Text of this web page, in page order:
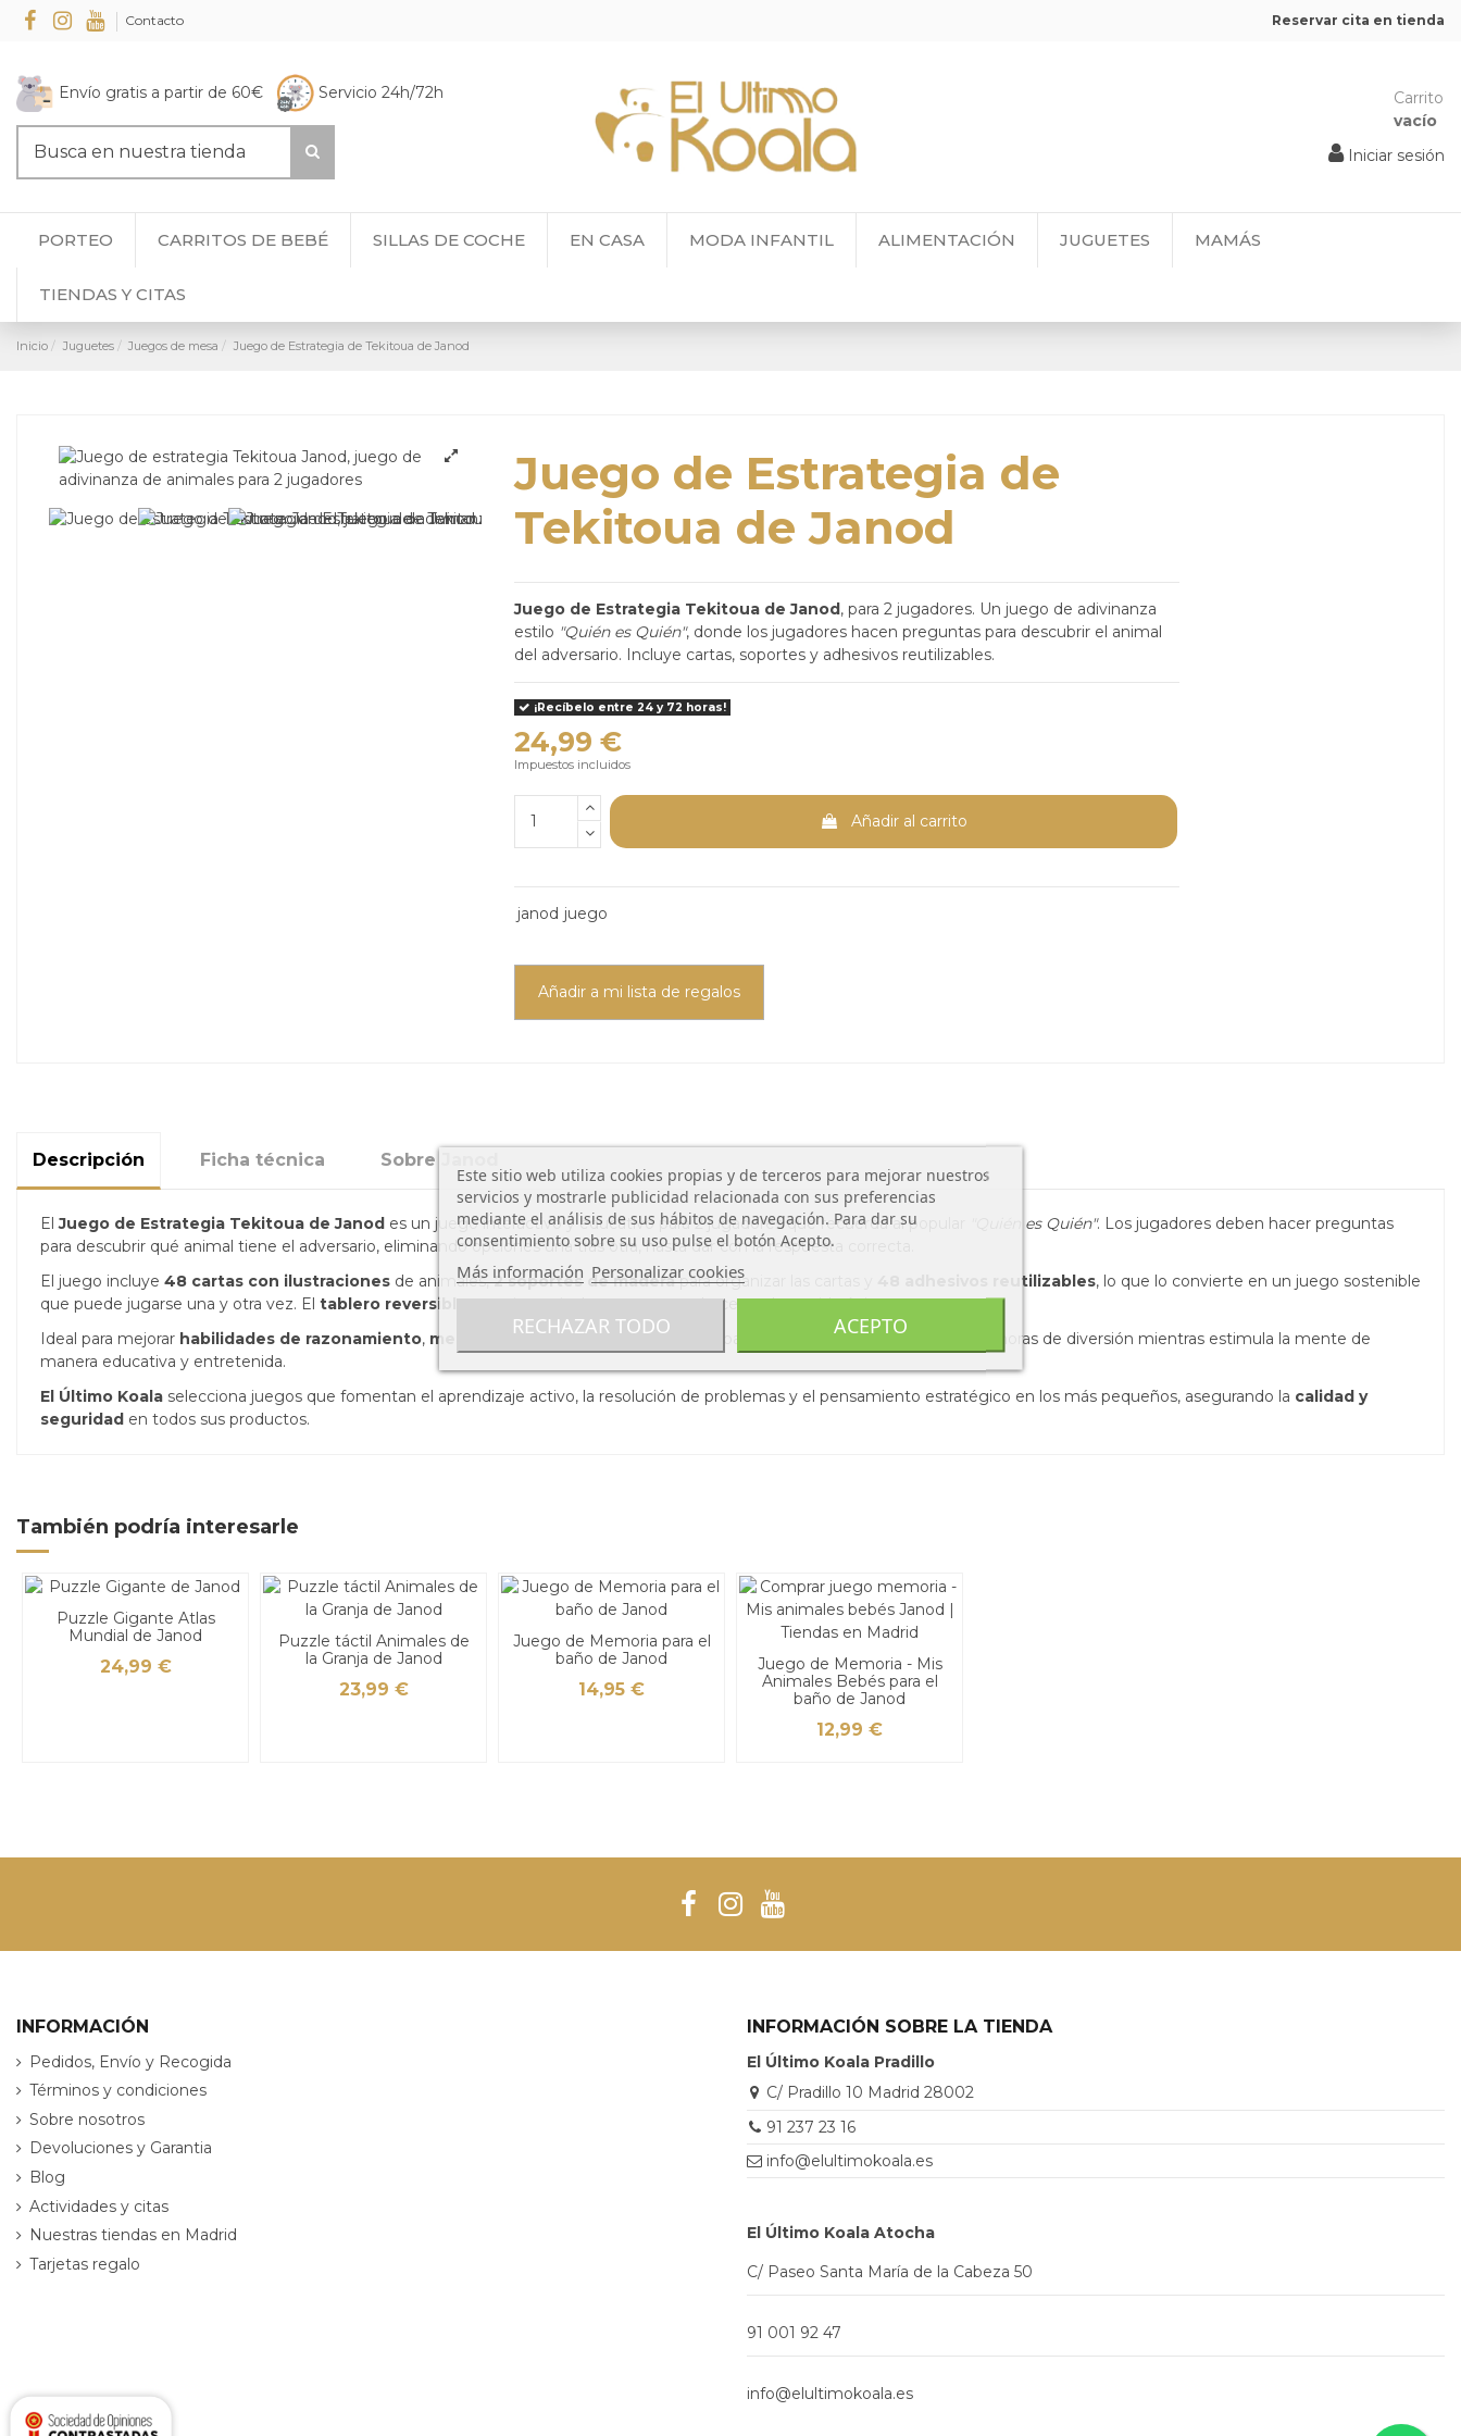
Contacto Reservar cita en tienda
Envío gratis a partir de 60€ Servicio 24h/72h
Carrito
vacío
Iniciar sesión
PORTEO CARRITOS DE BEBÉ SILLAS DE COCHE EN CASA MODA INFANTIL ALIMENTACIÓN JUGUETES MAMÁS
TIENDAS Y CITAS
Inicio Juguetes Juegos de mesa Juego de Estrategia de Tekitoua de Janod
Juego de Estrategia de
Tekitoua de Janod
Juego de Estrategia Tekitoua de Janod, para 2 jugadores. Un juego de adivinanza
estilo "Quién es Quién", donde los jugadores hacen preguntas para descubrir el animal
del adversario. Incluye cartas, soportes y adhesivos reutilizables.
¡Recíbelo entre 24 y 72 horas!
24,99 €
Impuestos incluidos
Añadir al carrito
janod juego
Añadir a mi lista de regalos
Descripción Ficha técnica Sobre Janod
ElJuego de Estrategia Tekitoua de Janod es un juego interactivo y educativo para 2 jugadores que recuerda al popular "Quién es Quién". Los jugadores deben hacer preguntas
para descubrir qué animal tiene el adversario, eliminando opciones una tras otra, hasta dar con la respuesta correcta.
El juego incluye 48 cartas con ilustraciones de animales,2 soportes de maderapara organizar las cartas y 48 adhesivos reutilizables, lo que lo convierte en un juego sostenible
que puede jugarse una y otra vez. El tablero reversiblepermite variar las preguntas y hacer cada partida única.
Ideal para mejorar habilidades de razonamiento, memoria y comunicaciónen niños a partir de 4 años, elTekitoua
ofrece horas de diversión mientras estimula la mente de
manera educativa y entretenida.
El Último Koala selecciona juegos que fomentan el aprendizaje activo, la resolución de problemas y el pensamiento estratégico en los más pequeños, asegurando la calidad y
seguridad en todos sus productos.
También podría interesarle
Puzzle Gigante Atlas
Mundial de Janod
24,99 €
Puzzle táctil Animales de
la Granja de Janod
23,99 €
Juego de Memoria para el
baño de Janod
14,95 €
Juego de Memoria - Mis
Animales Bebés para el
baño de Janod
12,99 €
INFORMACIÓN
Pedidos, Envío y Recogida
Términos y condiciones
Sobre nosotros
Devoluciones y Garantia
Blog
Actividades y citas
Nuestras tiendas en Madrid
Tarjetas regalo
INFORMACIÓN SOBRE LA TIENDA
El Último Koala Pradillo
C/ Pradillo 10 Madrid 28002
91 237 23 16
info@elultimokoala.es
El Último Koala Atocha
C/ Paseo Santa María de la Cabeza 50
91 001 92 47
info@elultimokoala.es
Este sitio web utiliza cookies propias y de terceros para mejorar nuestros
servicios y mostrarle publicidad relacionada con sus preferencias
mediante el análisis de sus hábitos de navegación. Para dar su
consentimiento sobre su uso pulse el botón Acepto.
Más información Personalizar cookies
RECHAZAR TODO ACEPTO